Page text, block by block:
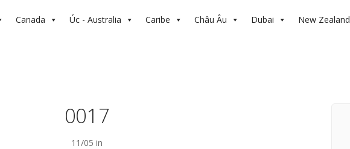
Canada Úc - Australia Caribe Châu Âu Dubai New Zealand
0017
11/05 in